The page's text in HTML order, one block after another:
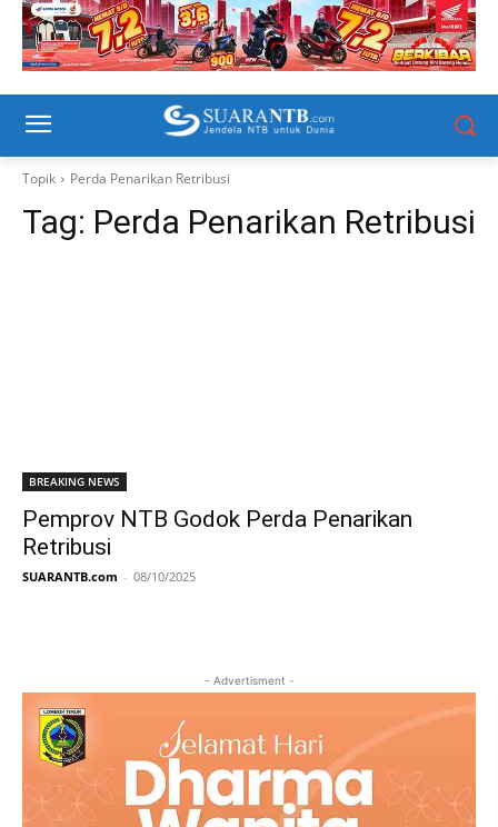
Topik Perda Penarikan Retribusi
Tag: Perda Penarikan Retribusi
BREAKING NEWS
Pemprov NTB Godok Perda Penarikan
Retribusi
SUARANTB.com - 08/10/2025
- Advertisment -